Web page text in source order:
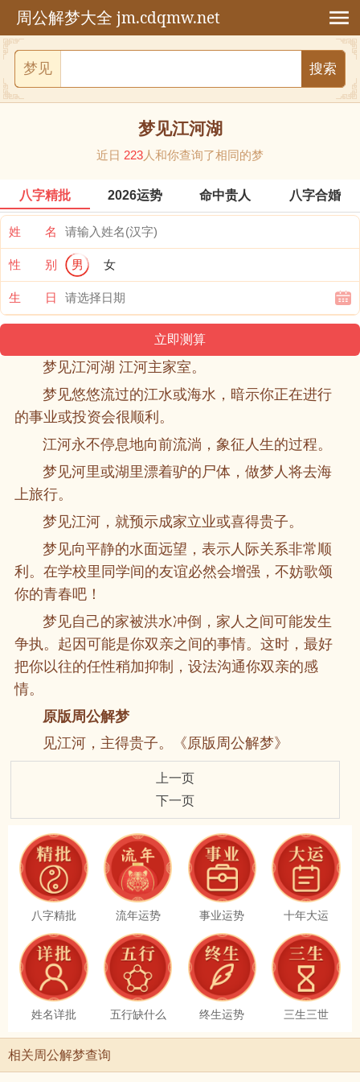
周公解梦大全 jm.cdqmw.net
梦见
梦见江河湖
近日 223人和你查询了相同的梦
八字精批 2026运势 命中贵人 八字合婚
姓 名
性 别 男 女
生 日
梦见江河湖 江河主家室。
梦见悠悠流过的江水或海水，暗示你正在进行
的事业或投资会很顺利。
江河永不停息地向前流淌，象征人生的过程。
梦见河里或湖里漂着驴的尸体，做梦人将去海
上旅行。
梦见江河，就预示成家立业或喜得贵子。
梦见向平静的水面远望，表示人际关系非常顺
利。在学校里同学间的友谊必然会增强，不妨歌颂
你的青春吧！
梦见自己的家被洪水冲倒，家人之间可能发生
争执。起因可能是你双亲之间的事情。这时，最好
把你以往的任性稍加抑制，设法沟通你双亲的感
情。
原版周公解梦
见江河，主得贵子。《原版周公解梦》
上一页
下一页
八字精批 流年运势 事业运势 十年大运
姓名详批 五行缺什么 终生运势 三生三世
相关周公解梦查询